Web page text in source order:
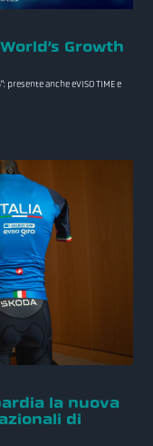
Growth
anche eVISO TIME e
la nuova
di